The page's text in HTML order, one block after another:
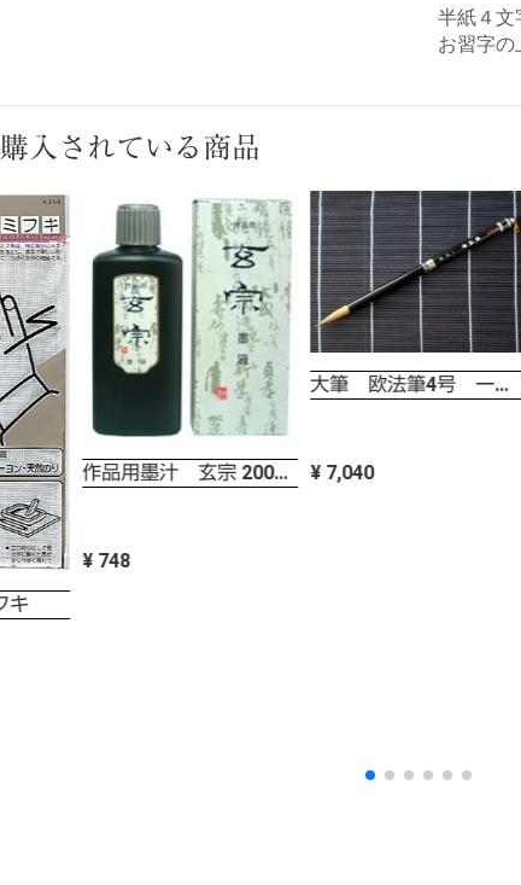
半紙４文
お習字の
入されている商品
キ
作品用墨汁 玄宗 200ml 墨運堂
¥ 748
大筆 欧法筆4号 一休園 純イタチ毛
¥ 7,040